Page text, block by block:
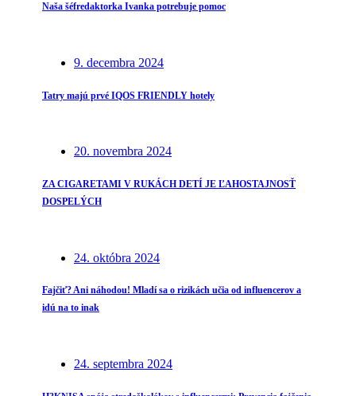
Naša šéfredaktorka Ivanka potrebuje pomoc
9. decembra 2024
Tatry majú prvé IQOS FRIENDLY hotely
20. novembra 2024
ZA CIGARETAMI V RUKÁCH DETÍ JE ĽAHOSTAJNOSŤ
DOSPELÝCH
24. októbra 2024
Fajčiť? Ani náhodou! Mladí sa o rizikách učia od influencerov a
idú na to inak
24. septembra 2024